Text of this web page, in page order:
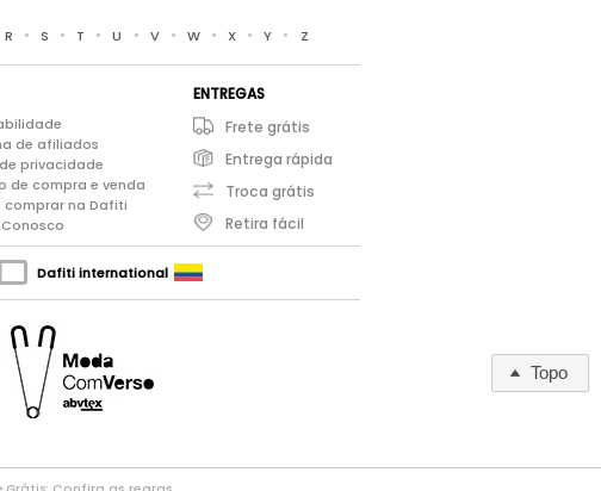
Topo
R • S • T • U • V • W • X • Y • Z
de afiliados
privacidade
de compra e venda
comprar na Dafiti
ENTREGAS
Frete grátis
Entrega rápida
Troca grátis
Retira fácil
Dafiti international